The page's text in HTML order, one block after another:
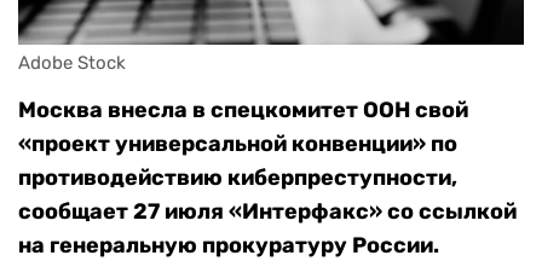
Adobe Stock
Москва внесла в спецкомитет ООН свой
«проект универсальной конвенции» по
противодействию киберпреступности,
сообщает 27 июля «Интерфакс» со ссылкой
на генеральную прокуратуру России.